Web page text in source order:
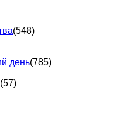
(548)
день(785)
(57)